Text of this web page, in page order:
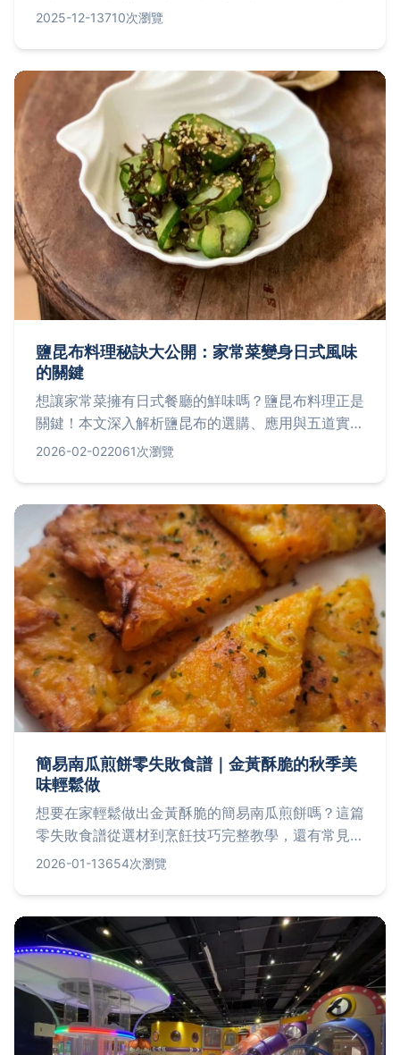
以及個人真實體驗分享，幫助你避開陷阱，享受自然
2025-12-13710次瀏覽
鹽昆布料理秘訣大公開：家常菜變身日式風味
的關鍵
想讓家常菜擁有日式餐廳的鮮味嗎？鹽昆布料理正是
關鍵！本文深入解析鹽昆布的選購、應用與五道實用
食譜，並分享常見錯誤避免方法，幫助你輕鬆提升廚
2026-02-022061次瀏覽
簡易南瓜煎餅零失敗食譜｜金黃酥脆的秋季美
味輕鬆做
想要在家輕鬆做出金黃酥脆的簡易南瓜煎餅嗎？這篇
零失敗食譜從選材到烹飪技巧完整教學，還有常見問
題解答，讓你一次掌握這道秋季美味的所有訣竅。
2026-01-13654次瀏覽